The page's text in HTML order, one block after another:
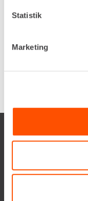
Statistik
Marketing
LEJ NU
Renta udlejer
Renta A/S